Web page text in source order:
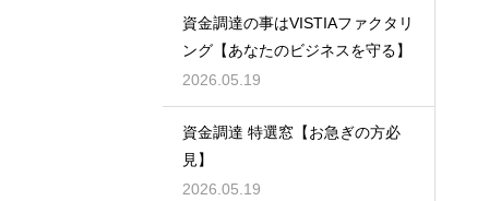
資金調達の事はVISTIAファクタリ
ング【あなたのビジネスを守る】
2026.05.19
資金調達 特選窓【お急ぎの方必
見】
2026.05.19